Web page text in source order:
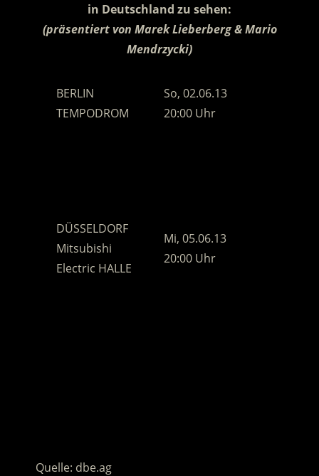
in Deutschland zu sehen:
(präsentiert von Marek Lieberberg & Mario
Mendrzycki)
BERLIN
TEMPODROM
So, 02.06.13
20:00 Uhr
DÜSSELDORF
Mitsubishi
Electric HALLE
Mi, 05.06.13
20:00 Uhr
Quelle: dbe.ag